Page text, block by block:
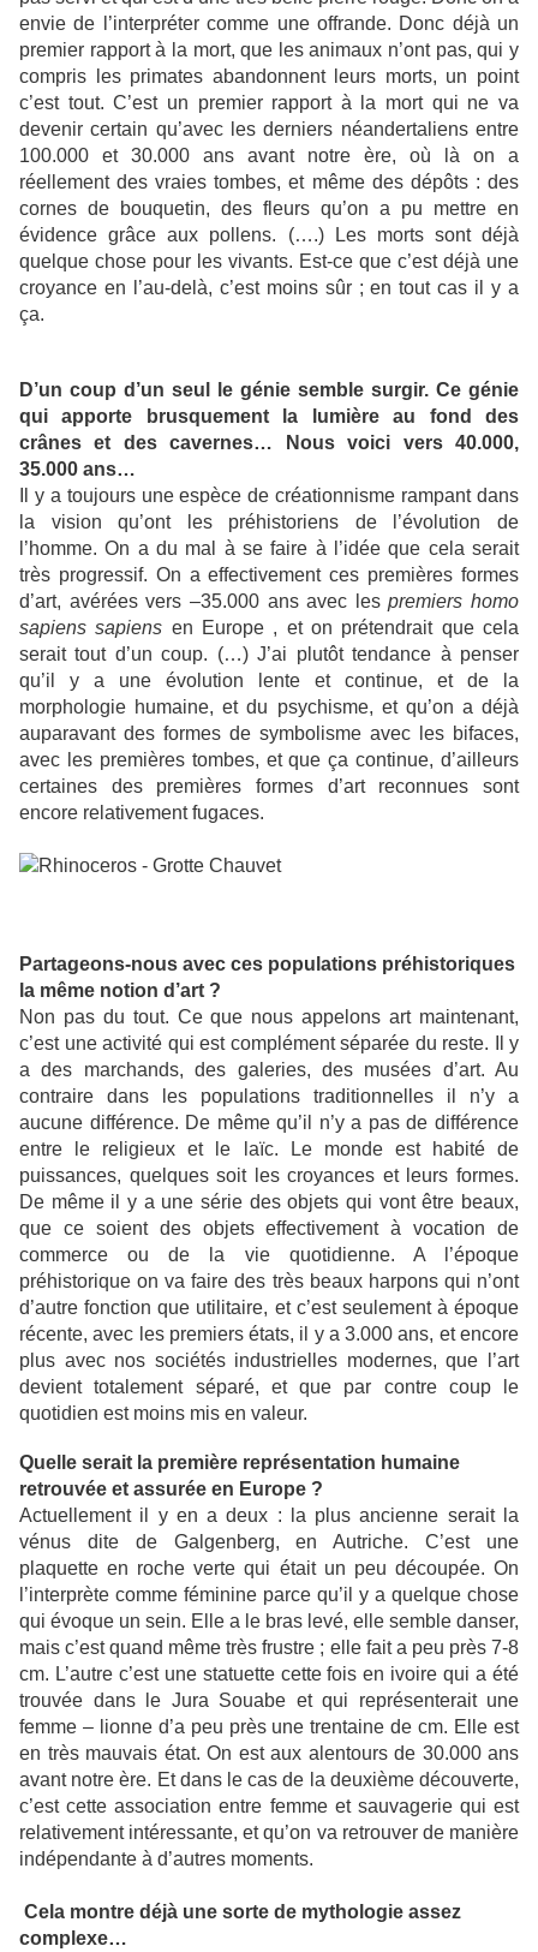
envie de l’interpréter comme une offrande. Donc déjà un
premier rapport à la mort, que les animaux n’ont pas, qui y
compris les primates abandonnent leurs morts, un point
c’est tout. C’est un premier rapport à la mort qui ne va
devenir certain qu’avec les derniers néandertaliens entre
100.000 et 30.000 ans avant notre ère, où là on a
réellement des vraies tombes, et même des dépôts : des
cornes de bouquetin, des fleurs qu’on a pu mettre en
évidence grâce aux pollens. (….) Les morts sont déjà
quelque chose pour les vivants. Est-ce que c’est déjà une
croyance en l’au-delà, c’est moins sûr ; en tout cas il y a
ça.
D’un coup d’un seul le génie semble surgir. Ce génie
qui apporte brusquement la lumière au fond des
crânes et des cavernes… Nous voici vers 40.000,
35.000 ans…
Il y a toujours une espèce de créationnisme rampant dans
la vision qu’ont les préhistoriens de l’évolution de
l’homme. On a du mal à se faire à l’idée que cela serait
très progressif. On a effectivement ces premières formes
d’art, avérées vers –35.000 ans avec lespremiers homo
sapiens sapiens en Europe , et on prétendrait que cela
serait tout d’un coup. (…) J’ai plutôt tendance à penser
qu’il y a une évolution lente et continue, et de la
morphologie humaine, et du psychisme, et qu’on a déjà
auparavant des formes de symbolisme avec les bifaces,
avec les premières tombes, et que ça continue, d’ailleurs
certaines des premières formes d’art reconnues sont
encore relativement fugaces.
Partageons-nous avec ces populations préhistoriques
la même notion d’art ?
Non pas du tout. Ce que nous appelons art maintenant,
c’est une activité qui est complément séparée du reste. Il y
a des marchands, des galeries, des musées d’art. Au
contraire dans les populations traditionnelles il n’y a
aucune différence. De même qu’il n’y a pas de différence
entre le religieux et le laïc. Le monde est habité de
puissances, quelques soit les croyances et leurs formes.
De même il y a une série des objets qui vont être beaux,
que ce soient des objets effectivement à vocation de
commerce ou de la vie quotidienne. A l’époque
préhistorique on va faire des très beaux harpons qui n’ont
d’autre fonction que utilitaire, et c’est seulement à époque
récente, avec les premiers états, il y a 3.000 ans, et encore
plus avec nos sociétés industrielles modernes, que l’art
devient totalement séparé, et que par contre coup le
quotidien est moins mis en valeur.
Quelle serait la première représentation humaine
retrouvée et assurée en Europe ?
Actuellement il y en a deux : la plus ancienne serait la
vénus dite de Galgenberg, en Autriche. C’est une
plaquette en roche verte qui était un peu découpée. On
l’interprète comme féminine parce qu’il y a quelque chose
qui évoque un sein. Elle a le bras levé, elle semble danser,
mais c’est quand même très frustre ; elle fait a peu près 7-8
cm. L’autre c’est une statuette cette fois en ivoire qui a été
trouvée dans le Jura Souabe et qui représenterait une
femme – lionne d’a peu près une trentaine de cm. Elle est
en très mauvais état. On est aux alentours de 30.000 ans
avant notre ère. Et dans le cas de la deuxième découverte,
c’est cette association entre femme et sauvagerie qui est
relativement intéressante, et qu’on va retrouver de manière
indépendante à d’autres moments.
Cela montre déjà une sorte de mythologie assez
complexe…